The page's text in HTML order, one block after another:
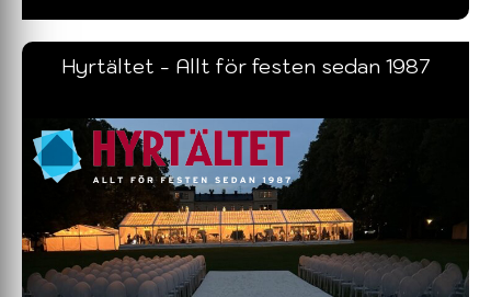
Hyrtältet - Allt för festen sedan 1987